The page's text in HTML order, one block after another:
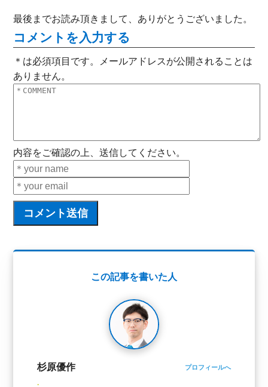
最後までお読み頂きまして、ありがとうございました。
コメントを入力する
＊は必須項目です。メールアドレスが公開されることは
ありません。
内容をご確認の上、送信してください。
この記事を書いた人
杉原優作 プロフィールへ
.